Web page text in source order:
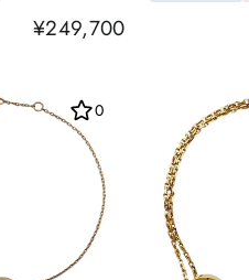
¥249,700
0